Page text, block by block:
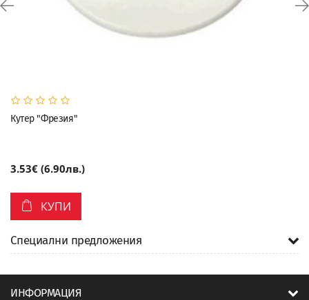
Кутер "Фрезия"
3.53€ (6.90лв.)
КУПИ
Специални предложения
ИНФОРМАЦИЯ